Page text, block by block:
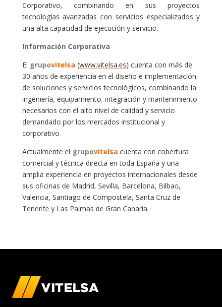
Corporativo, combinando en sus proyectos
tecnologías avanzadas con servicios especializados y
una alta capacidad de ejecución y servicio.
Información Corporativa
El grupovitelsa (www.vitelsa.es) cuenta con más de
30 años de experiencia en el diseño e implementación
de soluciones y servicios tecnológicos, combinando la
ingeniería, equipamiento, integración y mantenimiento
necesarios con el alto nivel de calidad y servicio
demandado por los mercados institucional y
corporativo.
Actualmente el grupovitelsa cuenta con cobertura
comercial y técnica directa en toda España y una
amplia experiencia en proyectos internacionales desde
sus oficinas de Madrid, Sevilla, Barcelona, Bilbao,
Valencia, Santiago de Compostela, Santa Cruz de
Tenerife y Las Palmas de Gran Canaria.